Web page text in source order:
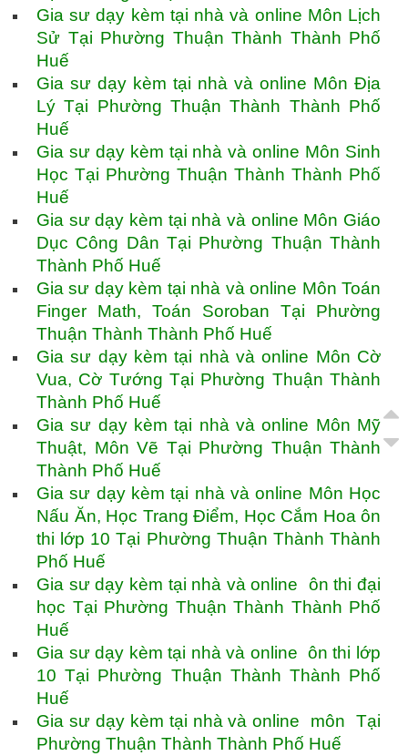
Gia sư dạy kèm tại nhà và online Môn Lịch
Sử Tại Phường Thuận Thành Thành Phố
Huế
Gia sư dạy kèm tại nhà và online Môn Địa
Lý Tại Phường Thuận Thành Thành Phố
Huế
Gia sư dạy kèm tại nhà và online Môn Sinh
Học Tại Phường Thuận Thành Thành Phố
Huế
Gia sư dạy kèm tại nhà và online Môn Giáo
Dục Công Dân Tại Phường Thuận Thành
Thành Phố Huế
Gia sư dạy kèm tại nhà và online Môn Toán
Finger Math, Toán Soroban Tại Phường
Thuận Thành Thành Phố Huế
Gia sư dạy kèm tại nhà và online Môn Cờ
Vua, Cờ Tướng Tại Phường Thuận Thành
Thành Phố Huế
Gia sư dạy kèm tại nhà và online Môn Mỹ
Thuật, Môn Vẽ Tại Phường Thuận Thành
Thành Phố Huế
Gia sư dạy kèm tại nhà và online Môn Học
Nấu Ăn, Học Trang Điểm, Học Cắm Hoa ôn
thi lớp 10 Tại Phường Thuận Thành Thành
Phố Huế
Gia sư dạy kèm tại nhà và online ôn thi đại
học Tại Phường Thuận Thành Thành Phố
Huế
Gia sư dạy kèm tại nhà và online ôn thi lớp
10 Tại Phường Thuận Thành Thành Phố
Huế
Gia sư dạy kèm tại nhà và online môn Tại
Phường Thuận Thành Thành Phố Huế